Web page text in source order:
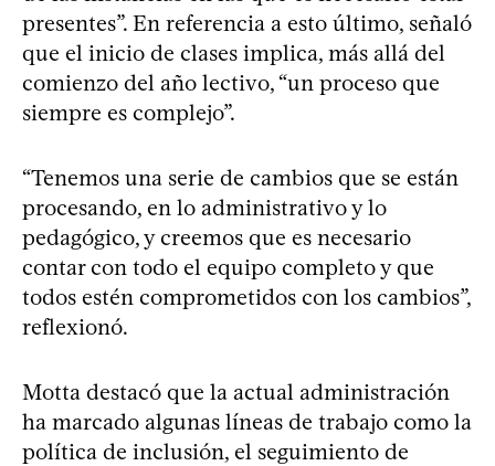
presentes”. En referencia a esto último, señaló
que el inicio de clases implica, más allá del
comienzo del año lectivo, “un proceso que
siempre es complejo”.
“Tenemos una serie de cambios que se están
procesando, en lo administrativo y lo
pedagógico, y creemos que es necesario
contar con todo el equipo completo y que
todos estén comprometidos con los cambios”,
reflexionó.
Motta destacó que la actual administración
ha marcado algunas líneas de trabajo como la
política de inclusión, el seguimiento de